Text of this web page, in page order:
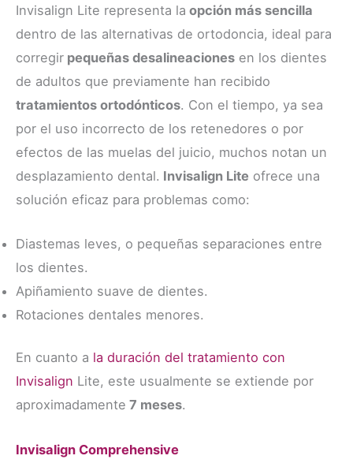
Invisalign Lite representa la opción más sencilla
dentro de las alternativas de ortodoncia, ideal para
corregir pequeñas desalineaciones en los dientes
de adultos que previamente han recibido
tratamientos ortodónticos. Con el tiempo, ya sea
por el uso incorrecto de los retenedores o por
efectos de las muelas del juicio, muchos notan un
desplazamiento dental. Invisalign Lite ofrece una
solución eficaz para problemas como:
Diastemas leves, o pequeñas separaciones entre
los dientes.
Apiñamiento suave de dientes.
Rotaciones dentales menores.
En cuanto a la duración del tratamiento con
Invisalign Lite, este usualmente se extiende por
aproximadamente 7 meses.
Invisalign Comprehensive